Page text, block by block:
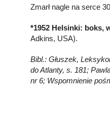
Zmarł nagle na serce
*1952 Helsinki: boks,
Adkins, USA).
Bibl.: Głuszek,
do Atlanty, s. 181;
nr 6; Wspomnienie